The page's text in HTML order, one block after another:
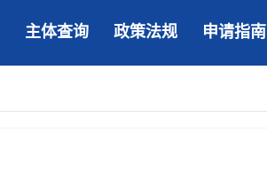
主体查询 政策法规 申请指南